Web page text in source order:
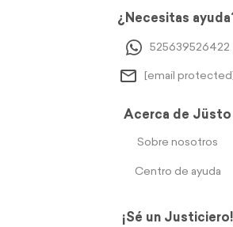
¿Necesitas
525639526422
[email protected]
Acerca de Jüsto
Sobre nosotros
Centro de ayuda
¡Sé un Justiciero!